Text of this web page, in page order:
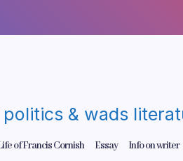
& wads
of Francis Cornish Essay Info on writer